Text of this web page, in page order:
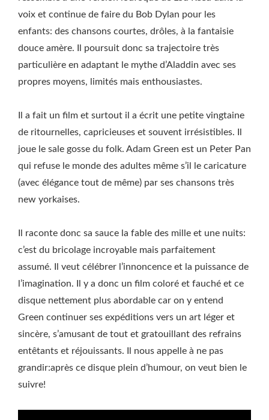
voix et continue de faire du Bob Dylan pour les
enfants: des chansons courtes, drôles, à la fantaisie
douce amère. Il poursuit donc sa trajectoire très
particulière en adaptant le mythe d’Aladdin avec ses
propres moyens, limités mais enthousiastes.
Il a fait un film et surtout il a écrit une petite vingtaine
de ritournelles, capricieuses et souvent irrésistibles. Il
joue le sale gosse du folk. Adam Green est un Peter Pan
qui refuse le monde des adultes même s’il le caricature
(avec élégance tout de même) par ses chansons très
new yorkaises.
Il raconte donc sa sauce la fable des mille et une nuits:
c’est du bricolage incroyable mais parfaitement
assumé. Il veut célébrer l’innoncence et la puissance de
l’imagination. Il y a donc un film coloré et fauché et ce
disque nettement plus abordable car on y entend
Green continuer ses expéditions vers un art léger et
sincère, s’amusant de tout et gratouillant des refrains
entêtants et réjouissants. Il nous appelle à ne pas
grandir:après ce disque plein d’humour, on veut bien le
suivre!